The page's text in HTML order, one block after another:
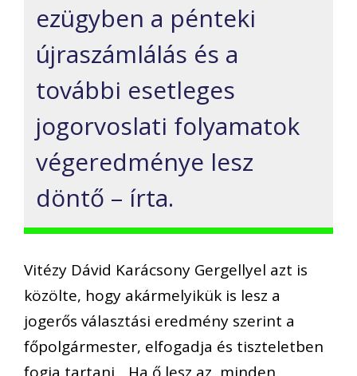
ezügyben a pénteki
újraszámlálás és a
további esetleges
jogorvoslati folyamatok
végeredménye lesz
döntő – írta.
Vitézy Dávid Karácsony Gergellyel azt is
közölte, hogy akármelyikük is lesz a
jogerős választási eredmény szerint a
főpolgármester, elfogadja és tiszteletben
fogja tartani. „Ha ő lesz az, minden